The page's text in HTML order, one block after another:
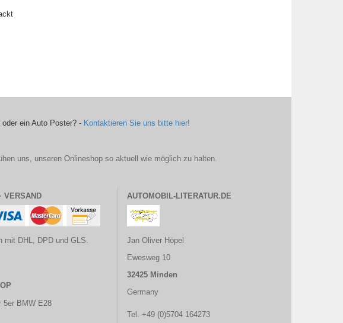
ein Auto Poster? - Kontaktieren Sie uns bitte hier!
uns, unseren Onlineshop so aktuell wie möglich zu halten.
VERSAND
mit DHL, DPD und GLS.
5er BMW E28
AUTOMOBIL-LITERATUR.DE
Jan Oliver Höpel
Ewesweg 10
32425 Minden
Germany
Tel. +49 (0)5704 164273